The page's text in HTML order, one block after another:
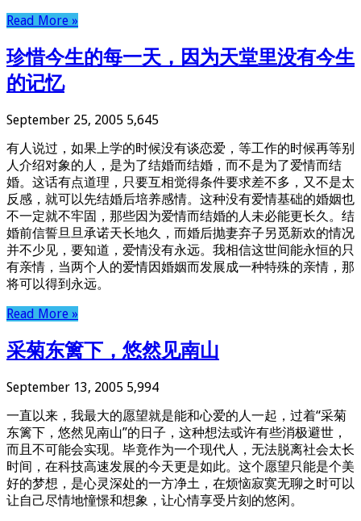
Read More »
珍惜今生的每一天，因为天堂里没有今生
的记忆
September 25, 2005 5,645
有人说过，如果上学的时候没有谈恋爱，等工作的时候再等别
人介绍对象的人，是为了结婚而结婚，而不是为了爱情而结
婚。这话有点道理，只要互相觉得条件要求差不多，又不是太
反感，就可以先结婚后培养感情。这种没有爱情基础的婚姻也
不一定就不牢固，那些因为爱情而结婚的人未必能更长久。结
婚前信誓旦旦承诺天长地久，而婚后抛妻弃子另觅新欢的情况
并不少见，要知道，爱情没有永远。我相信这世间能永恒的只
有亲情，当两个人的爱情因婚姻而发展成一种特殊的亲情，那
将可以得到永远。
Read More »
采菊东篱下，悠然见南山
September 13, 2005 5,994
一直以来，我最大的愿望就是能和心爱的人一起，过着“采菊
东篱下，悠然见南山”的日子，这种想法或许有些消极避世，
而且不可能会实现。毕竟作为一个现代人，无法脱离社会太长
时间，在科技高速发展的今天更是如此。这个愿望只能是个美
好的梦想，是心灵深处的一方净土，在烦恼寂寞无聊之时可以
让自己尽情地憧憬和想象，让心情享受片刻的悠闲。